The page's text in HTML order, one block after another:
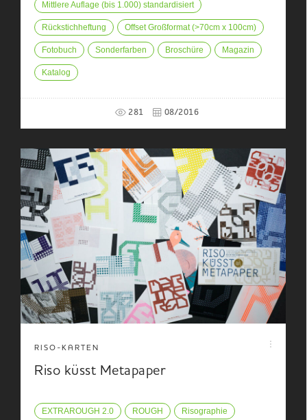
Mittlere Auflage (bis 1.000) standardisiert
Rückstichheftung Offset Großformat (>70cm x 100cm)
Fotobuch Sonderfarben Broschüre Magazin
Katalog
281 08/2016
RISO-KARTEN
Riso küsst Metapaper
EXTRAROUGH 2.0 ROUGH Risographie